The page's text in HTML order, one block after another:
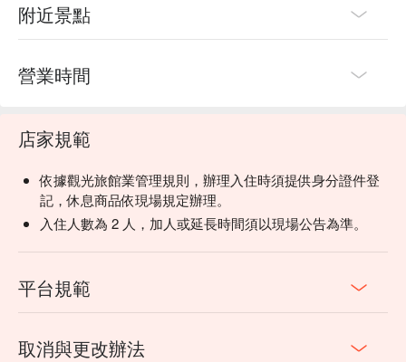
附近景點
營業時間
店家規範
依據觀光旅館業管理規則，辦理入住時須提供身分證件登
記，休息商品依現場規定辦理。
入住人數為 2 人，加人或延長時間須以現場公告為準。
平台規範
取消與更改辦法